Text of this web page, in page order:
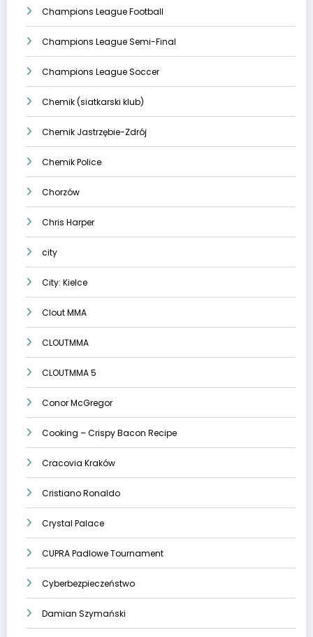
Champions League Football
Champions League Semi-Final
Champions League Soccer
Chemik (siatkarski klub)
Chemik Jastrzębie-Zdrój
Chemik Police
Chorzów
Chris Harper
city
City: Kielce
Clout MMA
CLOUTMMA
CLOUTMMA 5
Conor McGregor
Cooking – Crispy Bacon Recipe
Cracovia Kraków
Cristiano Ronaldo
Crystal Palace
CUPRA Padlowe Tournament
Cyberbezpieczeństwo
Damian Szymański